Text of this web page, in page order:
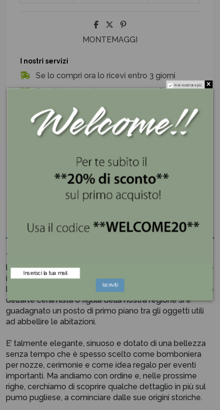
MONTEMAGGI
I nostri servizi
Se lo compri ora lo ricevi entro 3 giorni
Spedizione gratis superiore a 100€
Pagamenti sicuri e a rate con PayPal e Klarna
Tra gli oggetti che rappresentano in modo innegabile
l’artigianato pugliese, non possiamo fare a meno di citare
il pumo pugliese. Con quel suo aspetto che, per
l’appunto, richiama alla mente un pomo, questo prodotto
dell’arte ceramista o figula della nostra regione si è
guadagnato un posto di primo piano tra gli oggetti utili
ad abbellire le abitazioni.
E’ talmente elegante, sinuoso e dotato di una bellezza
senza tempo che è spesso scelto come bomboniera
per nozze, cerimonie e come idea regalo per eventi
importanti. Ma andiamo con ordine e, nelle prossime
righe, cerchiamo di scoprire qualche dettaglio in più sul
pumo pugliese, a cominciare dalle sue origini storiche.
Non mostrare più.
Iscriviti